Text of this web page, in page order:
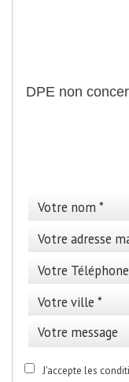
DPE non
J'accepte les